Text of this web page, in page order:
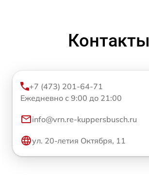
Контакты
+7 (473) 201-64-71
Ежедневно с 9:00 до 21:00
info@vrn.re-kuppersbusch.ru
ул. 20-летия Октября, 11